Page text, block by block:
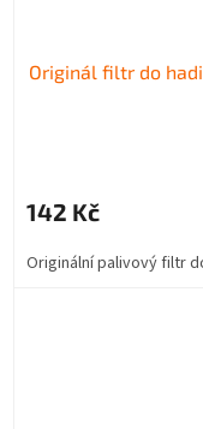
Originál filtr do
142 Kč
Originální palivový filtr